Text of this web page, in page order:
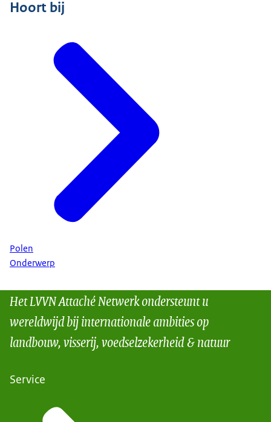
Hoort bij
Polen
Onderwerp
Het LVVN Attaché Netwerk ondersteunt u
wereldwijd bij internationale ambities op
landbouw, visserij, voedselzekerheid & natuur
Service